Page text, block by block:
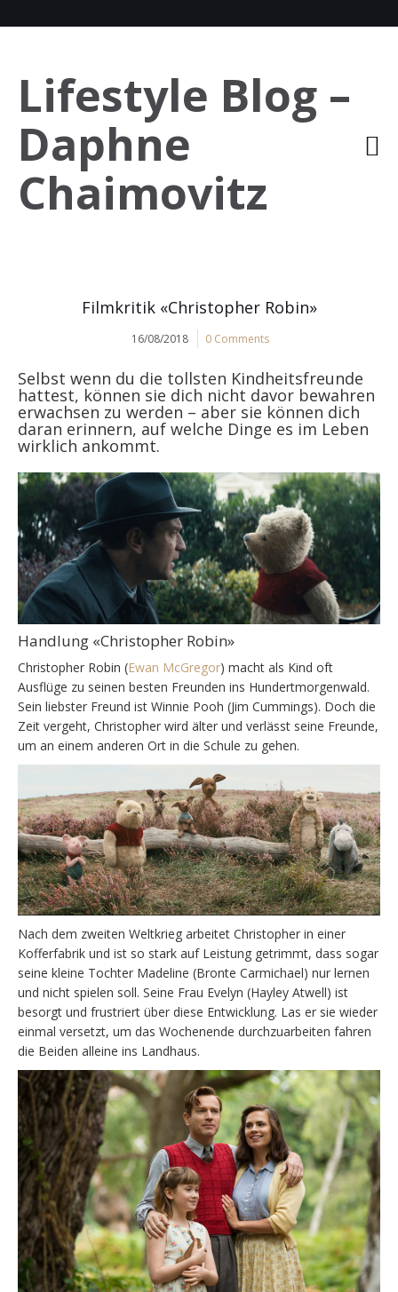
Lifestyle Blog –
Daphne
Chaimovitz
Filmkritik «Christopher Robin»
16/08/2018 0 Comments
Selbst wenn du die tollsten Kindheitsfreunde
hattest, können sie dich nicht davor bewahren
erwachsen zu werden – aber sie können dich
daran erinnern, auf welche Dinge es im Leben
wirklich ankommt.
Handlung «Christopher Robin»
Christopher Robin (Ewan McGregor) macht als Kind oft
Ausflüge zu seinen besten Freunden ins Hundertmorgenwald.
Sein liebster Freund ist Winnie Pooh (Jim Cummings). Doch die
Zeit vergeht, Christopher wird älter und verlässt seine Freunde,
um an einem anderen Ort in die Schule zu gehen.
Nach dem zweiten Weltkrieg arbeitet Christopher in einer
Kofferfabrik und ist so stark auf Leistung getrimmt, dass sogar
seine kleine Tochter Madeline (Bronte Carmichael) nur lernen
und nicht spielen soll. Seine Frau Evelyn (Hayley Atwell) ist
besorgt und frustriert über diese Entwicklung. Las er sie wieder
einmal versetzt, um das Wochenende durchzuarbeiten fahren
die Beiden alleine ins Landhaus.